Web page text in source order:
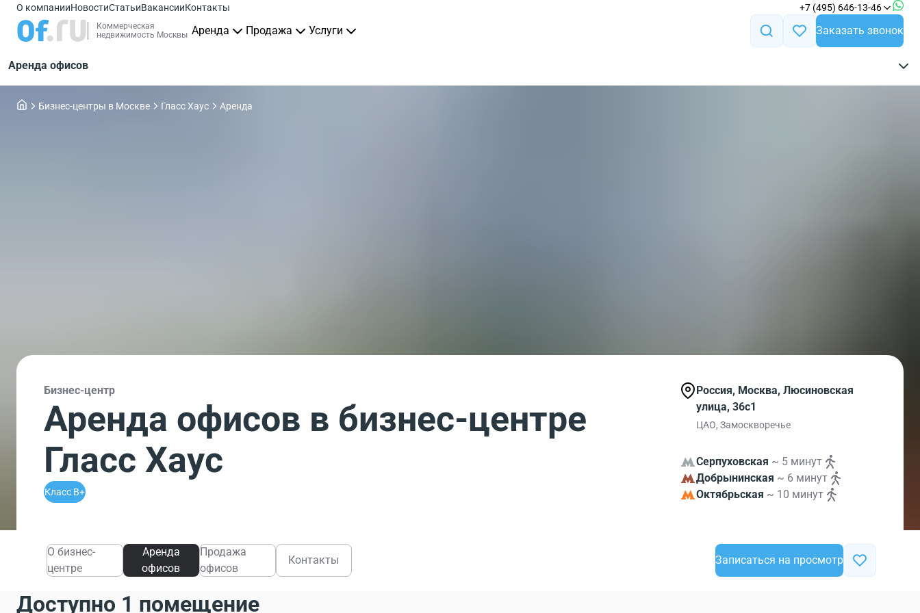
О компанииНовостиСтатьиВакансииКонтакты +7 (495) 646-13-46
Коммерческая
недвижимость Москвы Аренда Продажа Услуги Заказать звонок
Аренда офисов
Бизнес-центры в Москве Гласс Хаус Аренда
Бизнес-центр
Аренда офисов в бизнес-центре
Гласс Хаус
Класс B+
Россия, Москва, Люсиновская
улица, 36с1
ЦАО, Замоскворечье
Серпуховская ~ 5 минут
Добрынинская ~ 6 минут
Октябрьская ~ 10 минут
О бизнес-
центре
Аренда
офисов
Продажа
офисов
Контакты Записаться на просмотр
Доступно 1 помещение